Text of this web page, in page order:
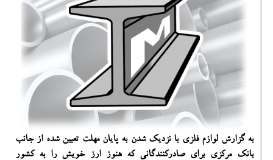
به گزارش لوازم فلزی با نزدیك شدن به پایان مهلت تعیین شده از جانب
بانك مركزی برای صادركنندگانی كه هنوز ارز خویش را به كشور